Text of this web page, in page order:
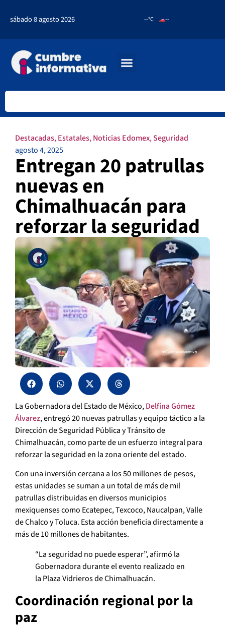
sábado 8 agosto 2026 --°C --
Destacadas,Estatales,Noticias Edomex,Seguridad
agosto 4, 2025
Entregan 20 patrullas
nuevas en
Chimalhuacán para
reforzar la seguridad
La Gobernadora del Estado de México,Delfina Gómez
Álvarez, entregó 20 nuevas patrullas y equipo táctico a la
Dirección de Seguridad Pública y Tránsito de
Chimalhuacán, como parte de un esfuerzo integral para
reforzar la seguridad en la zona oriente del estado.
Con una inversión cercana a los 50 millones de pesos,
estas unidades se suman a un total de más de mil
patrullas distribuidas en diversos municipios
mexiquenses como Ecatepec, Texcoco, Naucalpan, Valle
de Chalco y Toluca. Esta acción beneficia directamente a
más de 10 millones de habitantes.
“La seguridad no puede esperar”, afirmó la
Gobernadora durante el evento realizado en
la Plaza Vidrieros de Chimalhuacán.
Coordinación regional por la
paz